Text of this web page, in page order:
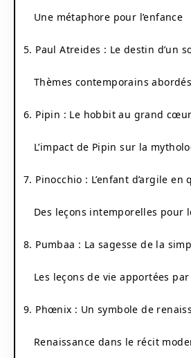
Une métaphore pour l’enfance
5. Paul Atreides : Le destin d’un
Thèmes contemporains
6. Pipin : Le hobbit au grand cœur
L’impact de Pipin sur la
7. Pinocchio : L’enfant d’argile en
Des leçons intemporelles pour
8. Pumbaa : La sagesse de la
Les leçons de vie apportées par
9. Phœnix : Un symbole de
Renaissance dans le récit